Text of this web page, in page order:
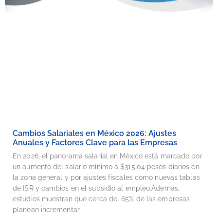
Cambios Salariales en México 2026: Ajustes
Anuales y Factores Clave para las Empresas
En 2026, el panorama salarial en México está marcado por
un aumento del salario mínimo a $315.04 pesos diarios en
la zona general y por ajustes fiscales como nuevas tablas
de ISR y cambios en el subsidio al empleo.Además,
estudios muestran que cerca del 65% de las empresas
planean incrementar